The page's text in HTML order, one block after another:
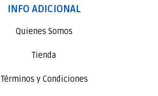
INFO ADICIONAL
Quienes Somos
Tienda
Términos y Condiciones